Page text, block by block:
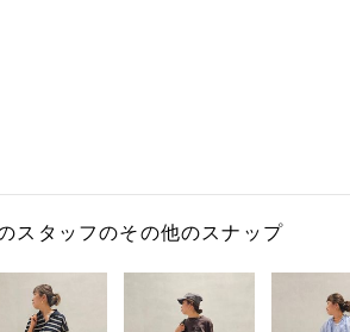
スタッフのその他のスナップ